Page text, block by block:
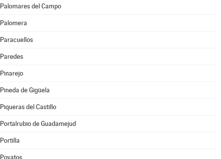
Palomares del Campo
Palomera
Paracuellos
Paredes
Pinarejo
Pineda de Gigüela
Piqueras del Castillo
Portalrubio de Guadamejud
Portilla
Poyatos